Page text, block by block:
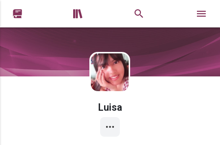
 
Luisa